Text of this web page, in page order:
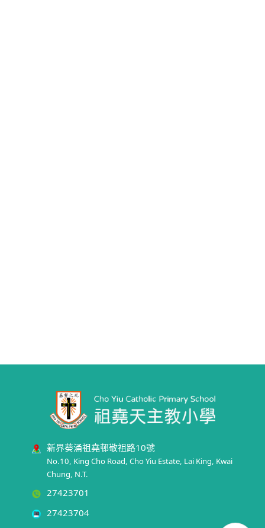
新界葵涌祖堯邨敬祖路10號
No.10, King Cho Road, Cho Yiu Estate, Lai King, Kwai
Chung, N.T.
27423701
27423704